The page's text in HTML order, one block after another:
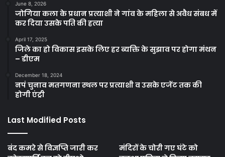
June 8, 2026
जोगिया कला के प्रधान प्रत्याशी ने गांव के महिला से अवैध संबध में
कर दिया उसके पति की हत्या
April 17, 2025
जिले का हो विकास इसके लिए हर ब्यक्ति के सुझाव पर होगा मंथन
– डीएम
December 18, 2024
नपं चुनाव मतगणना स्थल पर प्रत्याशी व उसके एजेंट तक की
होगी एंट्री
Last Modified Posts
बंद कमरे से विज्ञप्ति जारी कर
मंदिरों के चोरी गए घंटे को